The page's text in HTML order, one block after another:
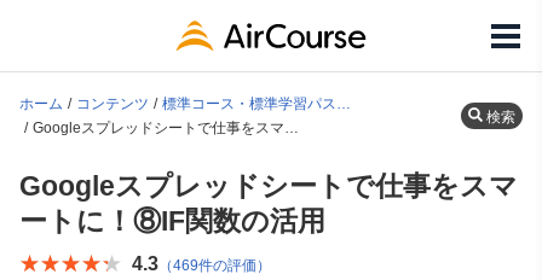
ホーム コンテンツ
標準コース・標準学習パス一覧
Googleスプレッドシートで仕事をスマートに！⑧IF関数の活用
検索
Googleスプレッドシートで仕事をスマ
ートに！⑧IF関数の活用
★★★★★
★★★★★ 4.3 （469件の評価）